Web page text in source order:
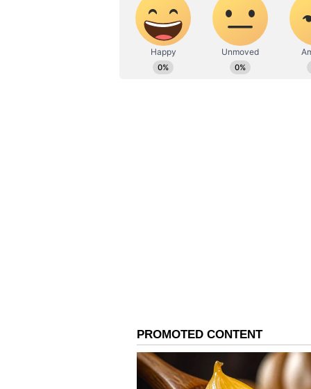
ಉದ್ದೇಶಿಸಲಾಗಿತ್ತು. ಆದರೆ ಸೀಟು ಹಂಚಿಕೆ
ಯಾವುದೇ ಕಾರಣ ನೀಡದೇ ದಿಢೀರನೆ
ಬೆಲೆ ಏರಿಕೆ, ನಿರುದ್ಯೋಗ ಮತ್ತು ಬಿಜೆಪಿ
ವಾರದಲ್ಲಿ ಭೋಪಾಲ್‌ನಲ್ಲಿ ಆಪ್ ಬ್ಲಾಕ್
ಅವಹೇಳನಕಾರಿ ಹೇಳಿಕೆ ನೀಡಿದ್ದಕ್ಕಾಗಿ ಅವರ
ಸಾರ್ವಜನಿಕರ ಈ ಕೋಪ ಮತ್ತು
ಮುಖ್ಯಮಂತ್ರಿ ಶಿವರಾಜ್‌ ಸಿಂಗ್‌ ಚೌಹಾಣ್